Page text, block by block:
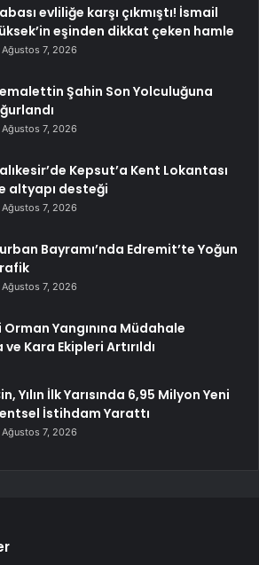
evliliğe karşı çıkmıştı! İsmail
eşinden dikkat çeken hamle
Ağustos 7, 2026
Şahin Son Yolculuğuna
Ağustos 7, 2026
Kepsut’a Kent Lokantası
altyapı desteği
Ağustos 7, 2026
Bayramı’nda Edremit’te Yoğun
Ağustos 7, 2026
Yangınına Müdahale
Kara Ekipleri Artırıldı
Yılın İlk Yarısında 6,95 Milyon Yeni
İstihdam Yarattı
Ağustos 7, 2026